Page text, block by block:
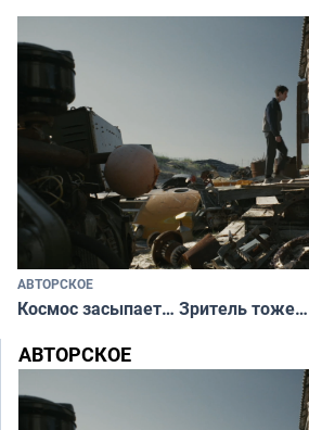
АВТОРСКОЕ
Космос засыпает… Зритель тоже…
АВТОРСКОЕ